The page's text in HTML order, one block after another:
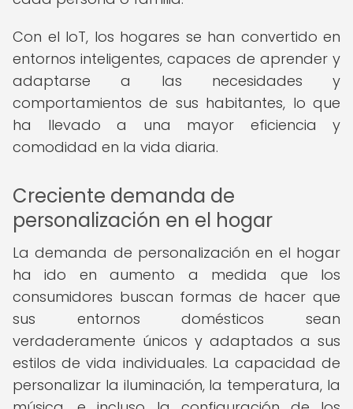
Con el IoT, los hogares se han convertido en
entornos inteligentes, capaces de aprender y
adaptarse a las necesidades y
comportamientos de sus habitantes, lo que
ha llevado a una mayor eficiencia y
comodidad en la vida diaria.
Creciente demanda de
personalización en el hogar
La demanda de personalización en el hogar
ha ido en aumento a medida que los
consumidores buscan formas de hacer que
sus entornos domésticos sean
verdaderamente únicos y adaptados a sus
estilos de vida individuales. La capacidad de
personalizar la iluminación, la temperatura, la